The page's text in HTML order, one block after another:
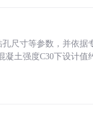
尺寸等参数，并依据
土强度C30下设计值